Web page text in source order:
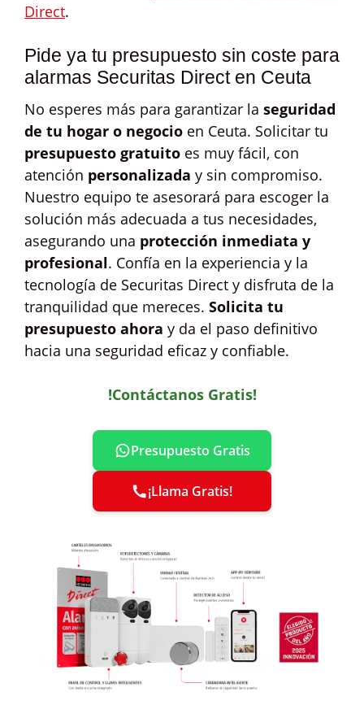
Direct.
Pide ya tu presupuesto sin coste para
alarmas Securitas Direct en Ceuta
No esperes más para garantizar la seguridad
de tu hogar o negocio en Ceuta. Solicitar tu
presupuesto gratuito es muy fácil, con
atención personalizada y sin compromiso.
Nuestro equipo te asesorará para escoger la
solución más adecuada a tus necesidades,
asegurando una protección inmediata y
profesional. Confía en la experiencia y la
tecnología de Securitas Direct y disfruta de la
tranquilidad que mereces. Solicita tu
presupuesto ahora y da el paso definitivo
hacia una seguridad eficaz y confiable.
!Contáctanos Gratis!
Presupuesto Gratis
¡Llama Gratis!